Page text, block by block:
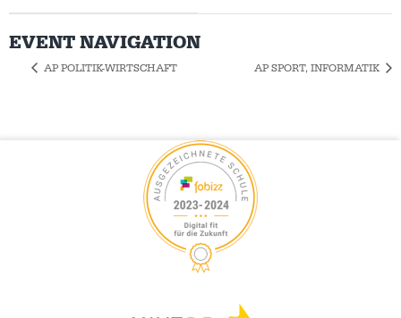
EVENT NAVIGATION
AP POLITIK-WIRTSCHAFT AP SPORT, INFORMATIK